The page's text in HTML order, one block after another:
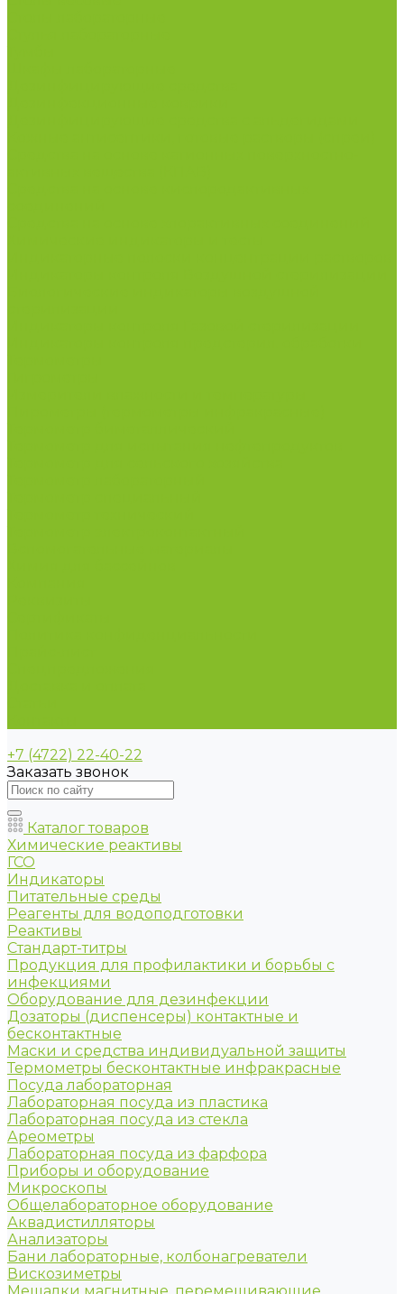
+7 (4722) 22-40-22
Заказать звонок
Каталог товаров
Химические реактивы
ГСО
Индикаторы
Питательные среды
Реагенты для водоподготовки
Реактивы
Стандарт-титры
Продукция для профилактики и борьбы с
инфекциями
Оборудование для дезинфекции
Дозаторы (диспенсеры) контактные и
бесконтактные
Маски и средства индивидуальной защиты
Термометры бесконтактные инфракрасные
Посуда лабораторная
Лабораторная посуда из пластика
Лабораторная посуда из стекла
Ареометры
Лабораторная посуда из фарфора
Приборы и оборудование
Микроскопы
Общелабораторное оборудование
Аквадистилляторы
Анализаторы
Бани лабораторные, колбонагреватели
Вискозиметры